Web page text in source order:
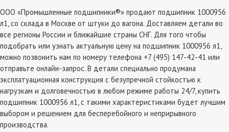
ООО «Промышленные подшипники®» продают подшипник 1000956
л1, со склада в Москве от штуки до вагона. Доставляем детали во
все регионы России и ближайшие страны СНГ. Для того чтобы
подобрать или узнать актуальную цену на подшипник 1000956 л1,
можно позвонить нам по номеру телефона +7 (495) 147-42-41 или
отправьте онлайн-запрос. В детали специально продумана
эксплатуационная конструкция с безупречной стойкостью к
нагрузкам и долговечностью в любом режиме работы 24/7, купить
подшипник 1000956 л1, с такими характеристиками будет лучшим
выбором и решением для бесперебойного и неприрывного
производства.